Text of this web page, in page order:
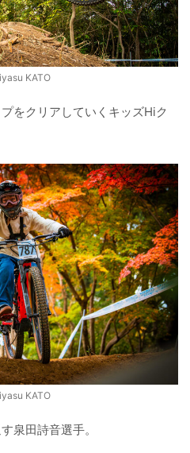
KATO
をクリアしていくキッズHiク
KATO
泉田詩音選手。